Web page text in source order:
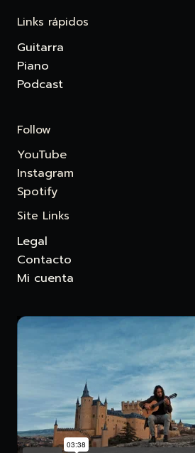
Links rápidos
Guitarra
Piano
Podcast
Follow
YouTube
Instagram
Spotify
Site Links
Legal
Contacto
Mi cuenta